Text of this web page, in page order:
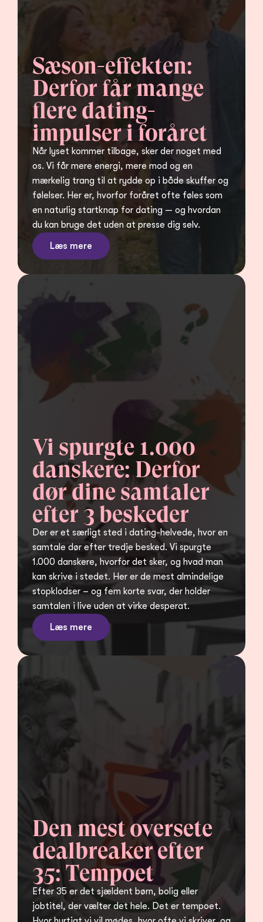
Sæson-effekten:
Derfor får mange
flere dating-
impulser i foråret
Når lyset kommer tilbage, sker der noget med
os. Vi får mere energi, mere mod og en
mærkelig trang til at rydde op i både skuffer og
følelser. Her er, hvorfor foråret ofte føles som
en naturlig startknap for dating — og hvordan
du kan bruge det uden at presse dig selv.
Læs mere
Vi spurgte 1.000
danskere: Derfor
dør dine samtaler
efter 3 beskeder
Der er et særligt sted i dating-helvede, hvor en
samtale dør efter tredje besked. Vi spurgte
1.000 danskere, hvorfor det sker, og hvad man
kan skrive i stedet. Her er de mest almindelige
stopklodser – og fem korte svar, der holder
samtalen i live uden at virke desperat.
Læs mere
Den mest oversete
dealbreaker efter
35: Tempoet
Efter 35 er det sjældent børn, bolig eller
jobtitel, der vælter det hele. Det er tempoet.